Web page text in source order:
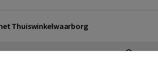
Thuiswinkelwaarborg